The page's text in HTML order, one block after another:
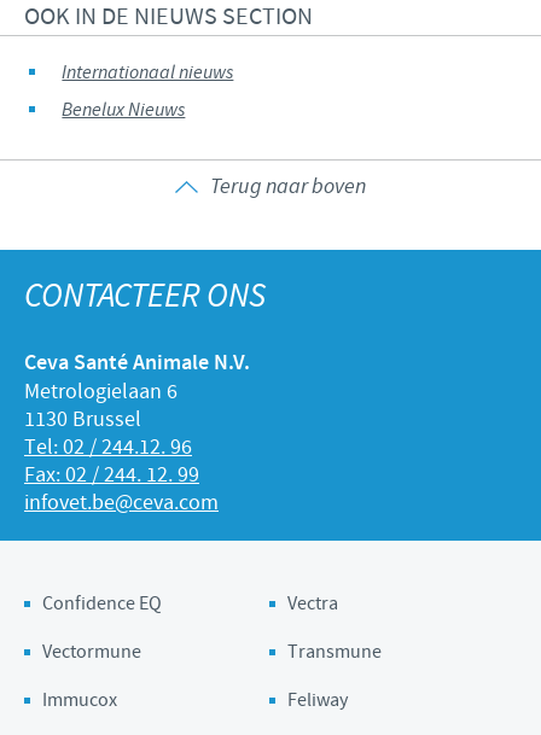
OOK IN DE NIEUWS SECTION
Internationaal nieuws
Benelux Nieuws
Terug naar boven
CONTACTEER ONS
Ceva Santé Animale N.V.
Metrologielaan 6
1130 Brussel
Tel: 02 / 244.12. 96
Fax: 02 / 244. 12. 99
infovet.be@ceva.com
Confidence EQ
Vectra
Vectormune
Transmune
Immucox
Feliway